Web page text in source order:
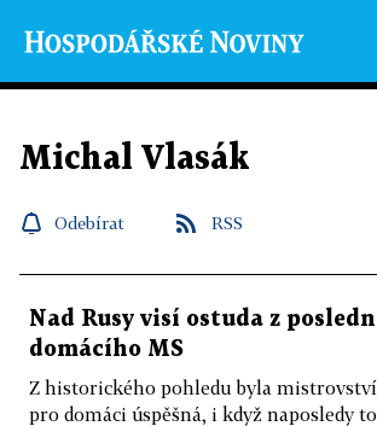
Michal Vlasák
Odebírat RSS
Nad Rusy visí ostuda z
domácího MS
Z historického pohledu byla mistrovství
pro domáci úspěšná, i když naposledy